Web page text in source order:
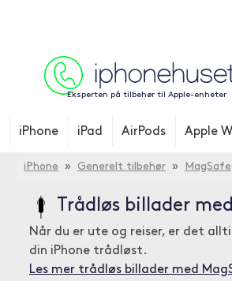
Eksperten på tilbehør til Apple-enheter
iPhone iPad AirPods Apple
iPhone » Generelt tilbehør » MagSafe
Trådløs billader
Når du er ute og reiser, er det
din iPhone trådløst.
Les mer trådløs billader med